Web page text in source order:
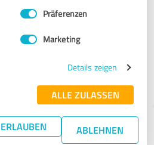
Präferenzen
Marketing
Details zeigen
ALLE ZULASSEN
ABLEHNEN
Experten finden - mit